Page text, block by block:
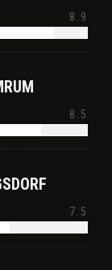
8.9
8.5
7.5